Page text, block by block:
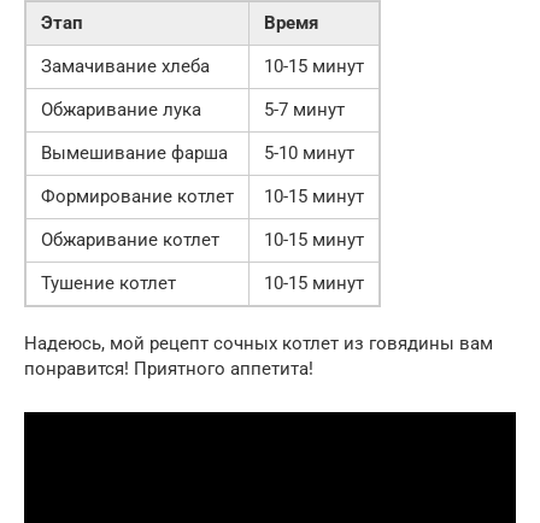
Этап
Время
Замачивание хлеба
10-15 минут
Обжаривание лука
5-7 минут
Вымешивание фарша
5-10 минут
Формирование котлет
10-15 минут
Обжаривание котлет
10-15 минут
Тушение котлет
10-15 минут
Надеюсь, мой рецепт сочных котлет из говядины вам
понравится! Приятного аппетита!